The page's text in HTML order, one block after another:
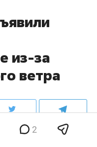
из-за
ветра
2